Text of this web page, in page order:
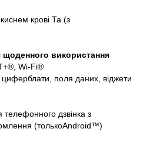
крові Та (з
щоденного використання
Wi-Fi®
поля даних, віджети
телефонного дзвінка з
(толькоAndroid™)